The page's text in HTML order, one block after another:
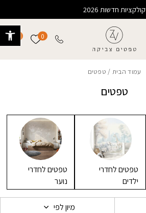
קולקציות חדשות 2026
0 הרשימה
עמוד הבית / טפטים
טפטים
טפטים לחדרי
ילדים
טפטים לחדרי
נוער
מיון לפי